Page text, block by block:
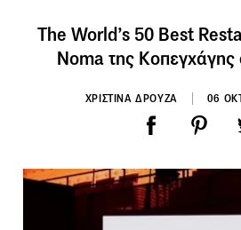
The World’s 50 Best
Noma της
ΧΡΙΣΤΙΝΑ ΔΡΟΥΖΑ 06